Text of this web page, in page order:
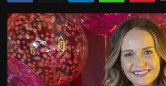
EDUCAÇÃO
POLICIAL
POLÍTICA